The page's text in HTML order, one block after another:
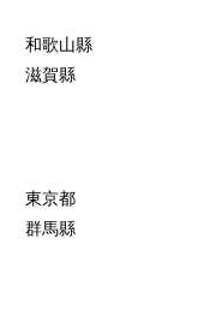
和歌山縣
滋賀縣
東京都
群馬縣